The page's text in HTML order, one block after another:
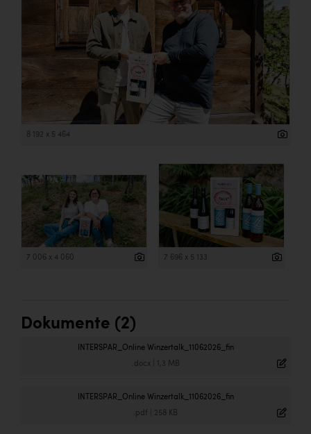
8 192 x 5 464
7 006 x 4 060 7 696 x 5 133
Dokumente (2)
INTERSPAR_Online Winzertalk_11062026_fin
.docx| 1,3 MB
INTERSPAR_Online Winzertalk_11062026_fin
.pdf 258 KB